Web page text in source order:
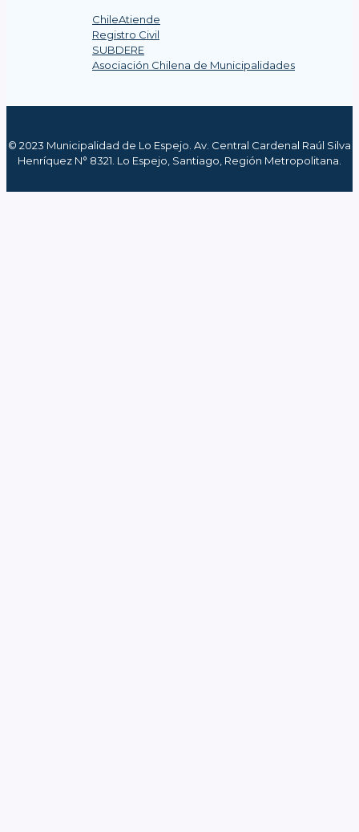
ChileAtiende
Registro Civil
SUBDERE
Asociación Chilena de Municipalidades
© 2023 Municipalidad de Lo Espejo. Av. Central Cardenal Raúl Silva
Henríquez N° 8321. Lo Espejo, Santiago, Región Metropolitana.